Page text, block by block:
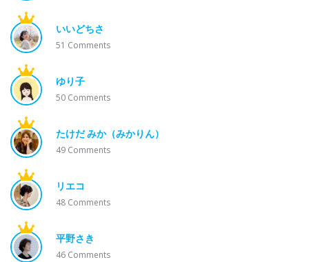
いいどちさ
51 Comments
ゆり子
50 Comments
たけだ みか（みかりん）
49 Comments
リエコ
48 Comments
平野さき
46 Comments